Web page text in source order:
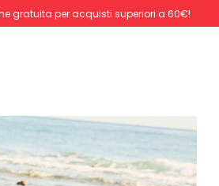
gratuita per acquisti superiori a 60€!